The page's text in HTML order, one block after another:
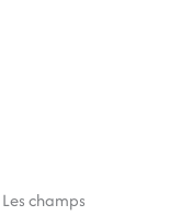
Les champs